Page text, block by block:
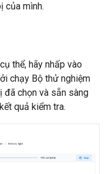
của mình.
thể, hãy nhấp vào
chạy Bộ thử nghiệm
đã chọn và sẵn sàng
quả kiểm tra.